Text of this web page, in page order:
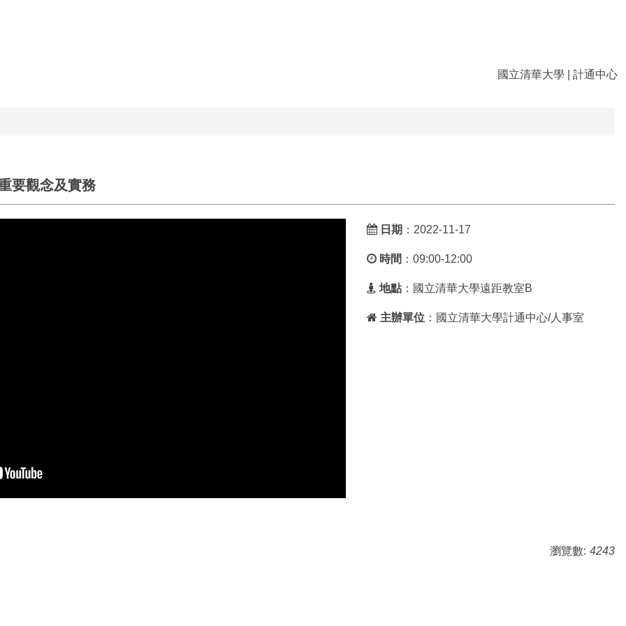
國立清華大學 計通中心
要觀念及實務
日期 ：2022-11-17
時間 ：09:00-12:00
地點：國立清華大學遠距教室B
主辦單位：國立清華大學計通中心/人事室
瀏覽數: 4243